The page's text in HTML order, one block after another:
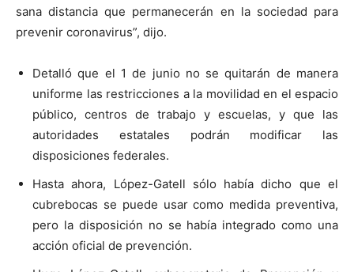
sana distancia que permanecerán en la sociedad para
prevenir coronavirus”, dijo.
Detalló que el 1 de junio no se quitarán de manera
uniforme las restricciones a la movilidad en el espacio
público, centros de trabajo y escuelas, y que las
autoridades estatales podrán modificar las
disposiciones federales.
Hasta ahora, López-Gatell sólo había dicho que el
cubrebocas se puede usar como medida preventiva,
pero la disposición no se había integrado como una
acción oficial de prevención.